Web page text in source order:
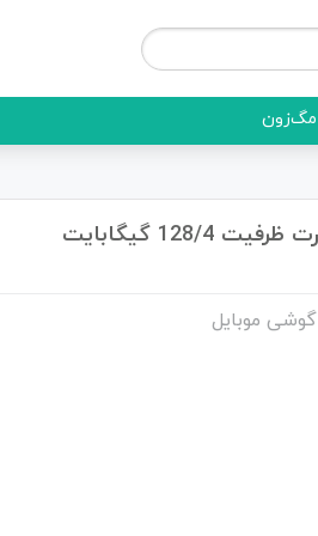
مگ‌زون
گوشی موبایل